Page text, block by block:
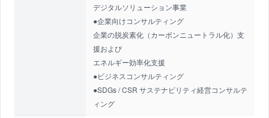
デジタルソリューション事業
●企業向けコンサルティング
企業の脱炭素化（カーボンニュートラル化）支
援および
エネルギー効率化支援
●ビジネスコンサルティング
●SDGs / CSR サステナビリティ経営コンサルテ
ィング